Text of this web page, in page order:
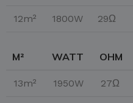
12m² 1800W 29Ω
M² WATT OHM
13m² 1950W 27Ω